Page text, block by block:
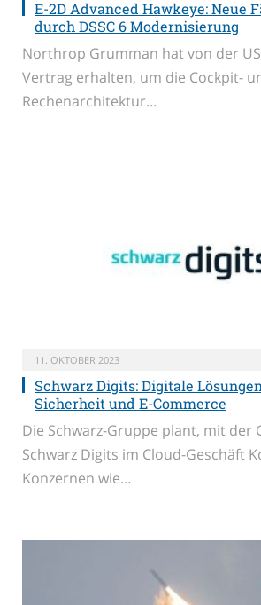
E-2D Advanced Hawkeye: Neue
durch DSSC 6 Modernisierung
Northrop Grumman hat von der
Vertrag erhalten, um die Cockpit-
Rechenarchitektur…
11. OKTOBER 2023
Schwarz Digits: Digitale
Sicherheit und E-Commerce
Die Schwarz-Gruppe plant, mit der
Schwarz Digits im Cloud-Geschäft
Konzernen wie…